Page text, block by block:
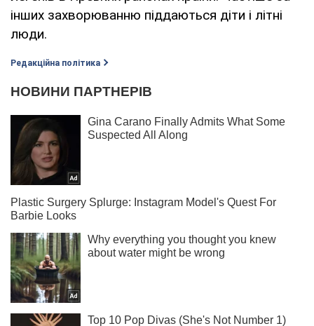
інших захворюванню піддаються діти і літні
люди.
Редакційна політика